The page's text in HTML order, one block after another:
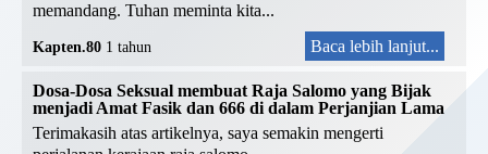
memandang. Tuhan meminta kita...
Kapten.80 1 tahun Baca lebih lanjut...
Dosa-Dosa Seksual membuat Raja Salomo yang Bijak
menjadi Amat Fasik dan 666 di dalam Perjanjian Lama
Terimakasih atas artikelnya, saya semakin mengerti